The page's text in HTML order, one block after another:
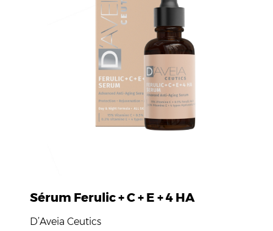
Sérum Ferulic + C + E + 4 HA
D’Aveia Ceutics